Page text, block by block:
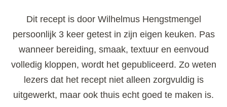
Dit recept is door Wilhelmus Hengstmengel
persoonlijk 3 keer getest in zijn eigen keuken. Pas
wanneer bereiding, smaak, textuur en eenvoud
volledig kloppen, wordt het gepubliceerd. Zo weten
lezers dat het recept niet alleen zorgvuldig is
uitgewerkt, maar ook thuis echt goed te maken is.